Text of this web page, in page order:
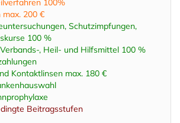
100%
max. 200 €
Schutzimpfungen,
100 %
, Heil- und Hilfsmittel 100 %
Kontaktlinsen max. 180 €
Beitragsstufen